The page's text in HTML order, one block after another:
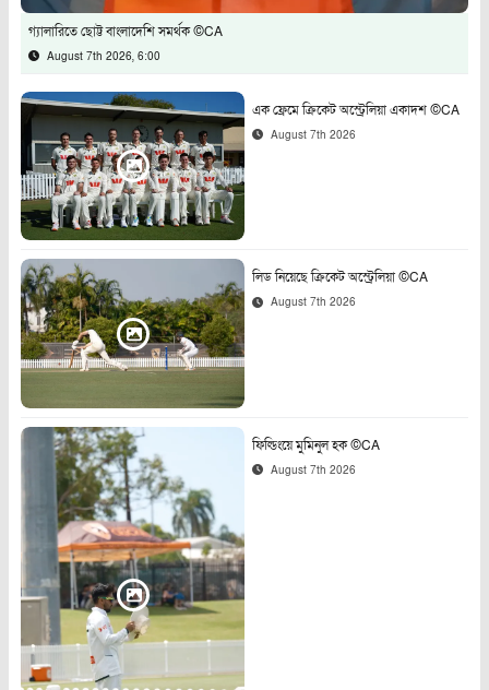
গ্যালারিতে ছোট্ট বাংলাদেশি সমর্থক ©CA
August 7th 2026, 6:00
এক ফ্রেমে ক্রিকেট অস্ট্রেলিয়া একাদশ ©CA
August 7th 2026
লিড নিয়েছে ক্রিকেট অস্ট্রেলিয়া ©CA
August 7th 2026
ফিল্ডিংয়ে মুমিনুল হক ©CA
August 7th 2026